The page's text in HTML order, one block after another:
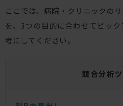
ここでは、病院・クリニックの
を、3つの目的に合わせてピッ
考にしてください。
競合分析